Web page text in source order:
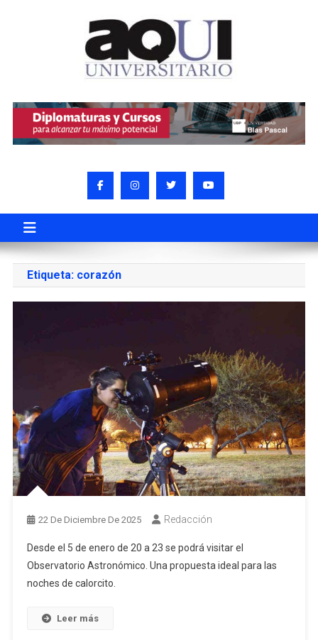
Etiqueta: corazón
22 De Diciembre De 2025 Redacción
Desde el 5 de enero de 20 a 23 se podrá visitar el
Observatorio Astronómico. Una propuesta ideal para las
noches de calorcito.
Leer más